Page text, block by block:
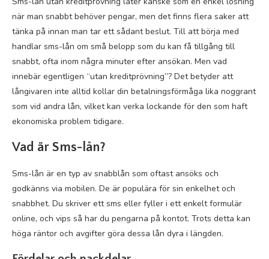
när man snabbt behöver pengar, men det finns flera saker att
tänka på innan man tar ett sådant beslut. Till att börja med
handlar sms-lån om små belopp som du kan få tillgång till
snabbt, ofta inom några minuter efter ansökan. Men vad
innebär egentligen “utan kreditprövning”? Det betyder att
långivaren inte alltid kollar din betalningsförmåga lika noggrant
som vid andra lån, vilket kan verka lockande för den som haft
ekonomiska problem tidigare.
Vad är Sms-lån?
Sms-lån är en typ av snabblån som oftast ansöks och
godkänns via mobilen. De är populära för sin enkelhet och
snabbhet. Du skriver ett sms eller fyller i ett enkelt formulär
online, och vips så har du pengarna på kontot. Trots detta kan
höga räntor och avgifter göra dessa lån dyra i längden.